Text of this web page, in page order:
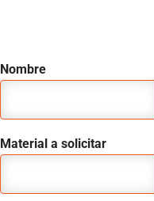
Nombre
Material a solicitar